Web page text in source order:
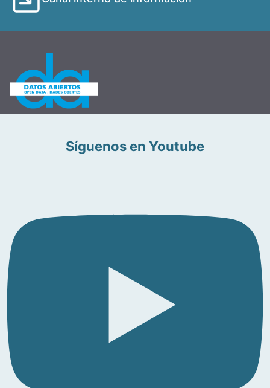
Síguenos en Youtube